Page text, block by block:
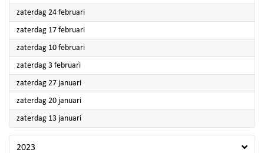
zaterdag 24 februari2024
zaterdag 17 februari2024
zaterdag 10 februari2024
zaterdag 3 februari2024
zaterdag 27 januari2024
zaterdag 20 januari2024
zaterdag 13 januari2024
2023